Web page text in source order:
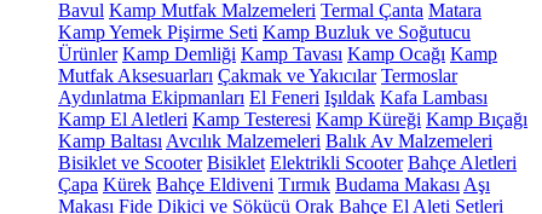
Bavul Kamp Mutfak Malzemeleri Termal Çanta Matara
Kamp Yemek Pişirme Seti Kamp Buzluk ve Soğutucu
Ürünler Kamp Demliği Kamp Tavası Kamp Ocağı Kamp
Mutfak Aksesuarları Çakmak ve Yakıcılar Termoslar
Aydınlatma Ekipmanları El Feneri Işıldak Kafa Lambası
Kamp El Aletleri Kamp Testeresi Kamp Küreği Kamp Bıçağı
Kamp Baltası Avcılık Malzemeleri Balık Av Malzemeleri
Bisiklet ve Scooter Bisiklet Elektrikli Scooter Bahçe Aletleri
Çapa Kürek Bahçe Eldiveni Tırmık Budama Makası Aşı
Makası Fide Dikici ve Sökücü Orak Bahçe El Aleti Setleri